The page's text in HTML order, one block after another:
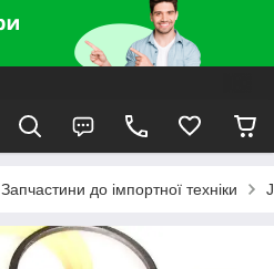
Запчастини до імпортної техніки